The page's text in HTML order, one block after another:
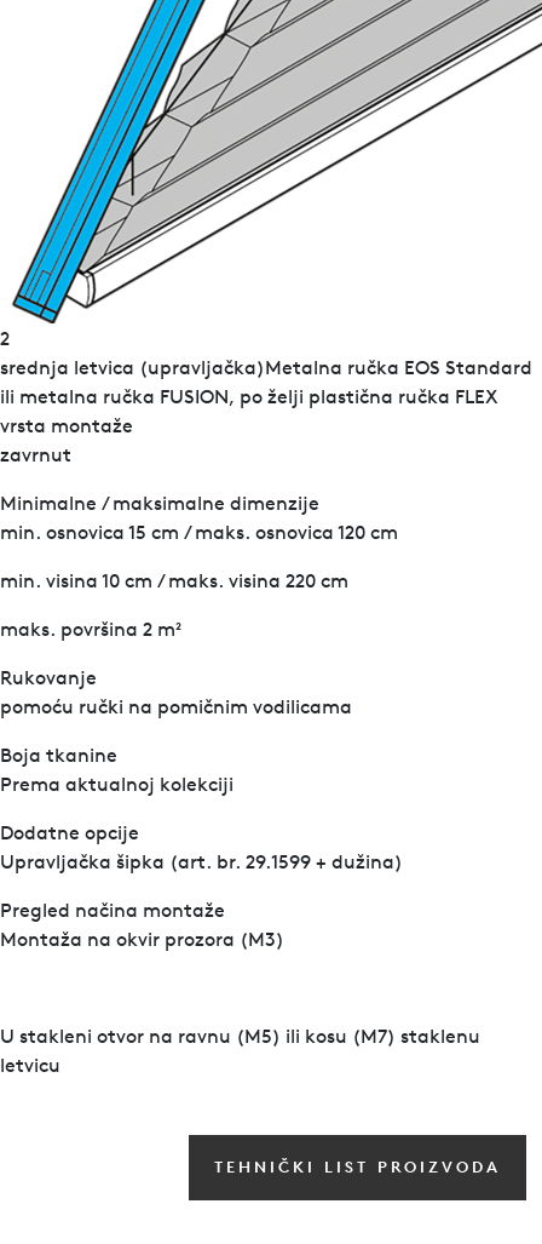
2
srednja letvica (upravljačka)Metalna ručka EOS Standard
ili metalna ručka FUSION, po želji plastična ručka FLEX
vrsta montaže
zavrnut
Minimalne / maksimalne dimenzije
min. osnovica 15 cm / maks. osnovica 120 cm
min. visina 10 cm / maks. visina 220 cm
maks. površina 2 m²
Rukovanje
pomoću ručki na pomičnim vodilicama
Boja tkanine
Prema aktualnoj kolekciji
Dodatne opcije
Upravljačka šipka (art. br. 29.1599 + dužina)
Pregled načina montaže
Montaža na okvir prozora (M3)
U stakleni otvor na ravnu (M5) ili kosu (M7) staklenu
letvicu
TEHNIČKI LIST PROIZVODA